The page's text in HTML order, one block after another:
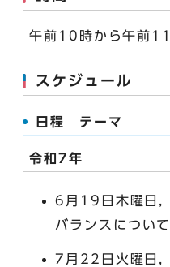
午前10時から午前
スケジュール
日程 テーマ
令和7年
6月19日木曜日,
バランスについ
7月22日火曜日,